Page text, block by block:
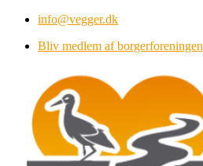
Videre
indhold
info@vegger.dk
Bliv medlem af borgerforeningen